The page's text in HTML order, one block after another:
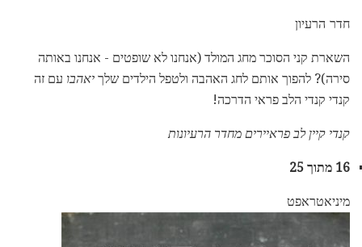
חדר הרעיון
השארת קני הסוכר מחג המולד (אנחנו לא שופטים - אנחנו באותה
סירה)? להפוך אותם לחג האהבה ולטפל הילדים שלך יאהבו עם זה
קנדי ​​קנדי ​​הלב פראי הדרכה!
קנדי קיין לב פראיירים מחדר הרעיונות
16 מתוך 25
מיניאטראפט